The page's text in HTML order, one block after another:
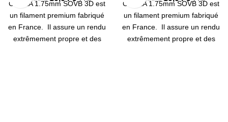
Ce PLA 1.75mm SOVB 3D est
un filament premium fabriqué
en France. Il assure un rendu
extrêmement propre et des
Ce PLA 1.75mm SOVB 3D est
un filament premium fabriqué
en France. Il assure un rendu
extrêmement propre et des